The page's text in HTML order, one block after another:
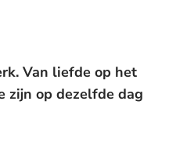
Van liefde op het
zijn op dezelfde dag